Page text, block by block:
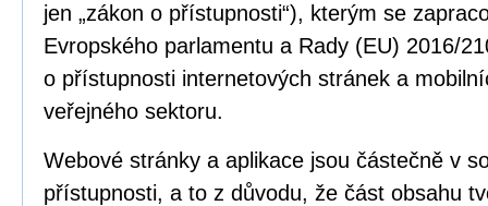
jen „zákon o přístupnosti“), kterým se
Evropského parlamentu a Rady (EU) 2016/
o přístupnosti internetových stránek a
veřejného sektoru.
Webové stránky a aplikace jsou částečně v
přístupnosti, a to z důvodu, že část obsahu